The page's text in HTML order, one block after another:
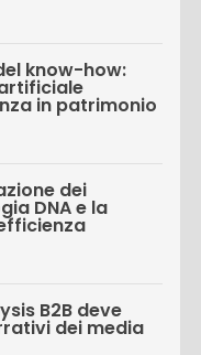
know-how:
in patrimonio
dei
DNA e la
B2B deve
dei media